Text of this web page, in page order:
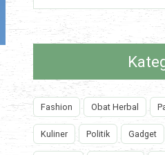
Fashion Obat Herbal
Kuliner Politik Gadget